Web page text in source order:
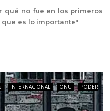
qué no fue en los primeros
que es lo importante"
INTERNACIONAL ONU PODER